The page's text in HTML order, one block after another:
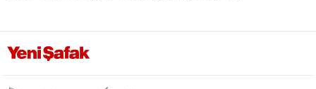
زونغولداك